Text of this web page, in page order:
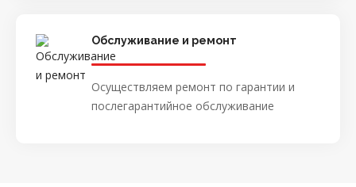
Обслуживание и ремонт
Осуществляем ремонт по гарантии и
послегарантийное обслуживание